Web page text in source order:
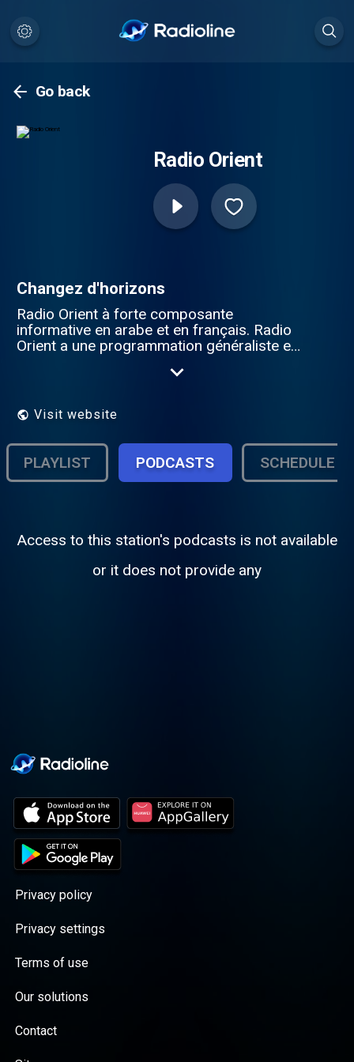
Go back
Radio Orient
Changez d'horizons
Radio Orient à forte composante
informative en arabe et en français. Radio
Orient a une programmation généraliste en
c'est en réalité "les mondes arabes" pluriels
Indés Radios.
Visit website
PLAYLIST PODCASTS SCHEDULE
Access to this station's podcasts is not available
or it does not provide any
Privacy policy
Privacy settings
Terms of use
Our solutions
Contact